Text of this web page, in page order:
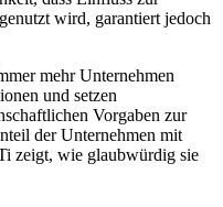
wird, garantiert jedoch
mehr Unternehmen
und setzen
Vorgaben zur
der Unternehmen mit
zeigt, wie glaubwürdig sie